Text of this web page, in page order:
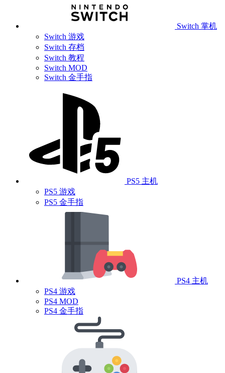
Switch 掌机
Switch 游戏
Switch 存档
Switch 教程
Switch MOD
Switch 金手指
PS5 主机
PS5 游戏
PS5 金手指
PS4 主机
PS4 游戏
PS4 MOD
PS4 金手指